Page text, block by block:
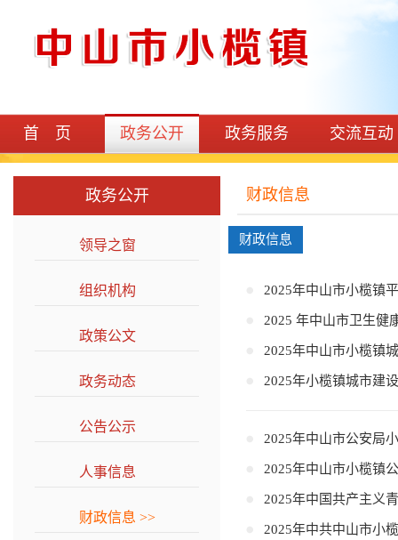
首 页 政务公开 政务服务 交流互动
政务公开
领导之窗
组织机构
政策公文
政务动态
公告公示
人事信息
财政信息 >>
财政信息
财政信息
2025年中山市小榄镇
2025 年中山市卫生健
2025年中山市小榄镇
2025年小榄镇城市建
2025年中山市公安局
2025年中山市小榄镇
2025年中国共产主义
2025年中共中山市小